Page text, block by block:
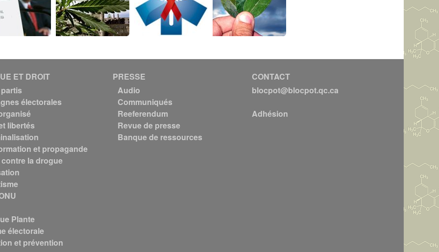
ET DROIT
électorales
libertés
et propagande
contre la drogue
Plante
électorale
et prévention
PRESSE
Audio
Communiqués
Reeferendum
Revue de presse
Banque de ressources
CONTACT
blocpot@blocpot.qc.ca
Adhésion